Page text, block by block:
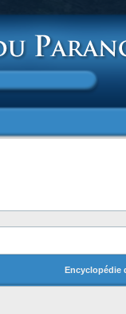
Encyclopédie